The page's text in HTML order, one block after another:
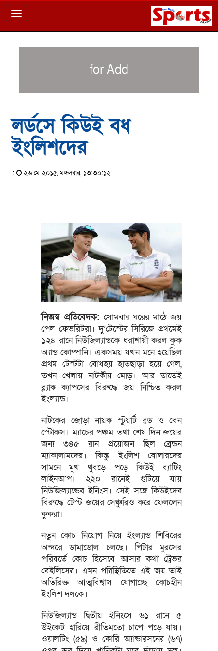
Toggle
navigation
for Add
লর্ডসে কিউই বধ
ইংলিশদের
: ২৬ মে ২০১৫, মঙ্গলবার, ১৩:৩০:১২
নিজস্ব প্রতিবেদক: সোমবার ঘরের মাঠে জয়
পেল ফেভরিটরা। দু’টেস্টের সিরিজে প্রথমেই
১২৪ রানে নিউজিল্যান্ডকে ধরাশায়ী করল কুক
অ্যান্ড কোম্পানি। একসময় যখন মনে হয়েছিল
প্রথম টেস্টটা বোধহয় হাতছাড়া হয়ে গেল,
তখন খেলায় নাটকীয় মোড়। আর তাতেই
ব্ল্যাক ক্যাপসের বিরুদ্ধে জয় নিশ্চিত করল
ইংল্যান্ড।
নাটকের জোড়া নায়ক স্টুয়ার্ট ব্রড ও বেন
স্টোকস। ম্যাচের পঞ্চম তথা শেষ দিন জয়ের
জন্য ৩৪৫ রান প্রয়োজন ছিল ব্রেন্ডন
ম্যাকালামদের। কিন্তু ইংলিশ বোলারদের
সামনে মুখ থুবড়ে পড়ে কিউই ব্যাটিং
লাইনআপ। ২২০ রানেই গুটিয়ে যায়
নিউজিল্যান্ডের ইনিংস। সেই সঙ্গে কিউইদের
বিরুদ্ধে টেস্ট জয়ের সেঞ্চুরিও করে ফেললেন
কুকরা।
নতুন কোচ নিয়োগ নিয়ে ইংল্যান্ড শিবিরের
অন্দরে ডামাডোল চলছে। পিটার মুরসের
পরিবর্তে কোচ হিসেবে আসার কথা ট্রেভর
বেইলিসের। এমন পরিস্থিতিতে এই জয় তাই
অতিরিক্ত আত্মবিশ্বাস যোগাচ্ছে কোচহীন
ইংলিশ দলকে।
নিউজিল্যান্ড দ্বিতীয় ইনিংসে ৬১ রানে ৫
উইকেট হারিয়ে রীতিমতো চাপে পড়ে যায়।
ওয়ালটিং (৫৯) ও কোরি অ্যান্ডারসনের (৬৭)